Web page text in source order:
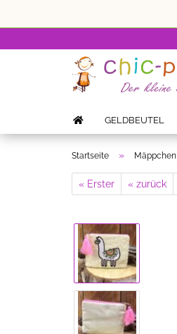
GELDBEUTEL
Startseite » Mäppchen
« Erster « zurück